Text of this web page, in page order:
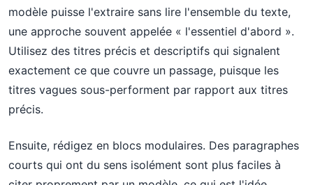
modèle puisse l'extraire sans lire l'ensemble du texte,
une approche souvent appelée « l'essentiel d'abord ».
Utilisez des titres précis et descriptifs qui signalent
exactement ce que couvre un passage, puisque les
titres vagues sous-performent par rapport aux titres
précis.
Ensuite, rédigez en blocs modulaires. Des paragraphes
courts qui ont du sens isolément sont plus faciles à